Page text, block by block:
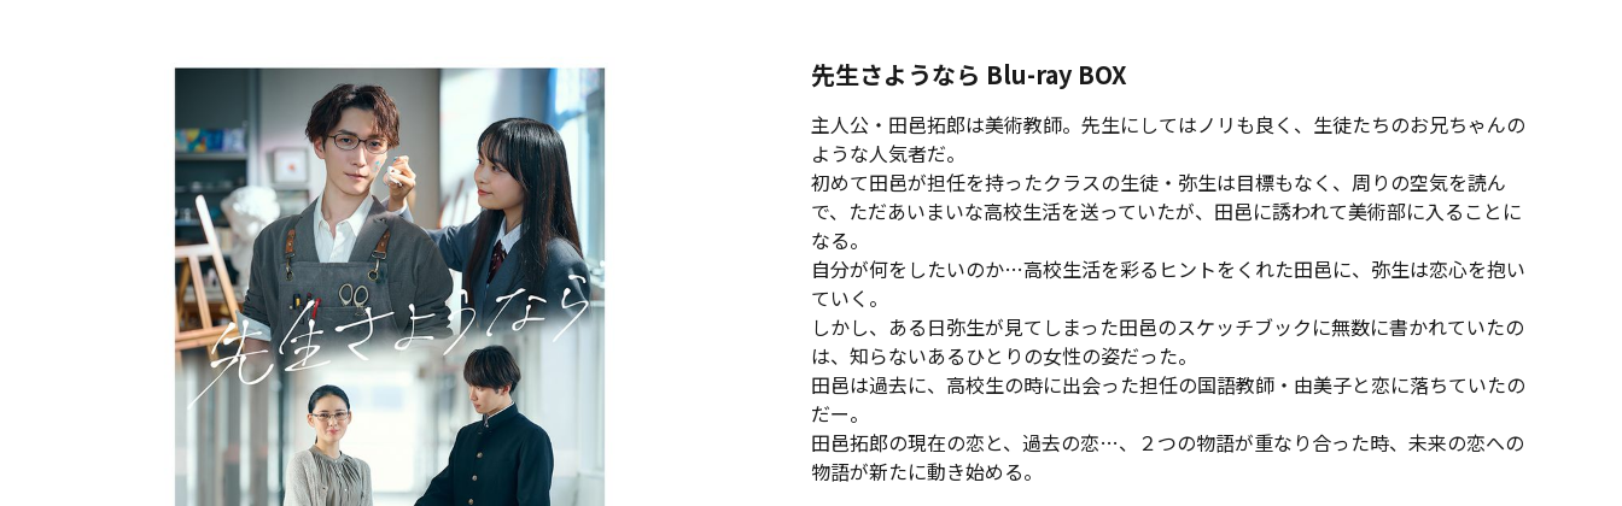
先生さようなら Blu-ray BOX
主人公・田邑拓郎は美術教師。先生にしてはノリも良く、生徒たちのお兄ちゃんの
ような人気者だ。
初めて田邑が担任を持ったクラスの生徒・弥生は目標もなく、周りの空気を読ん
で、ただあいまいな高校生活を送っていたが、田邑に誘われて美術部に入ることに
なる。
自分が何をしたいのか…高校生活を彩るヒントをくれた田邑に、弥生は恋心を抱い
ていく。
しかし、ある日弥生が見てしまった田邑のスケッチブックに無数に書かれていたの
は、知らないあるひとりの女性の姿だった。
田邑は過去に、高校生の時に出会った担任の国語教師・由美子と恋に落ちていたの
だー。
田邑拓郎の現在の恋と、過去の恋…、２つの物語が重なり合った時、未来の恋への
物語が新たに動き始める――。